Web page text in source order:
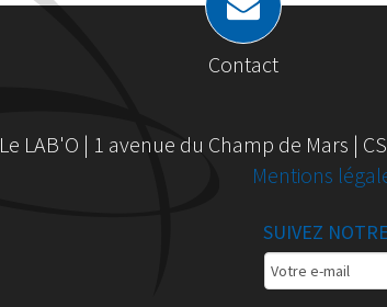
Contact
Le LAB'O | 1 avenue du Champ de Mars |
Mentions
SUIVEZ
Email
Subscription